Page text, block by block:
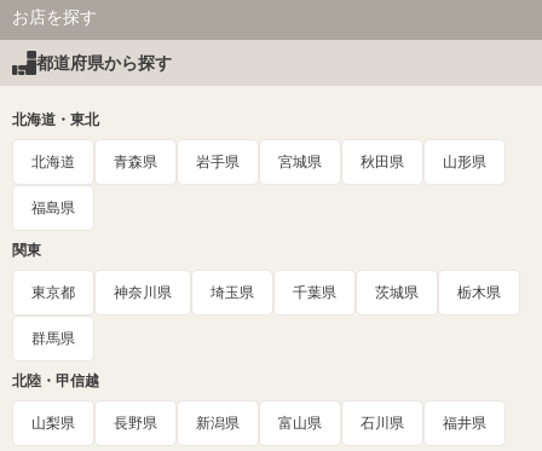
お店を探す
都道府県から探す
北海道・東北
北海道 青森県 岩手県 宮城県 秋田県 山形県
福島県
関東
東京都 神奈川県 埼玉県 千葉県 茨城県 栃木県
群馬県
北陸・甲信越
山梨県 長野県 新潟県 富山県 石川県 福井県